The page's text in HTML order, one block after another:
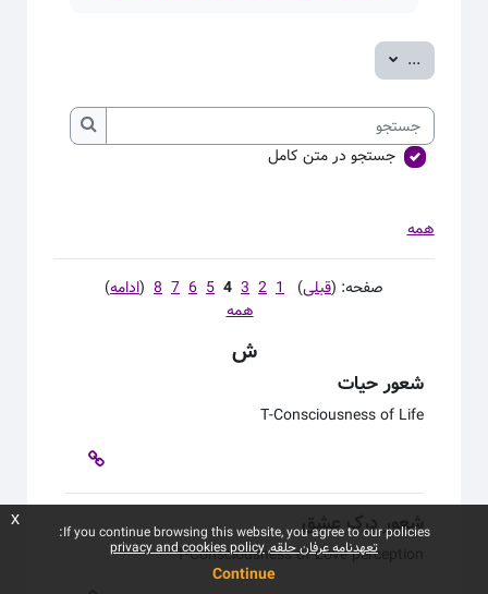
... صدور ورودی‌ها
جستجو
جستجو
جستجو در متن کامل
همه
صفحه: (قبلی)
1
2
3
4
5
6
7
8
(ادامه)
همه
ش
شعور حیات
T-Consciousness of Life
شعور درک عشق
T-Consciousness of Love perception
If you continue browsing this website, you agree to our policies:
تعهدنامه عرفان حلقه privacy and cookies policy
Continue
x